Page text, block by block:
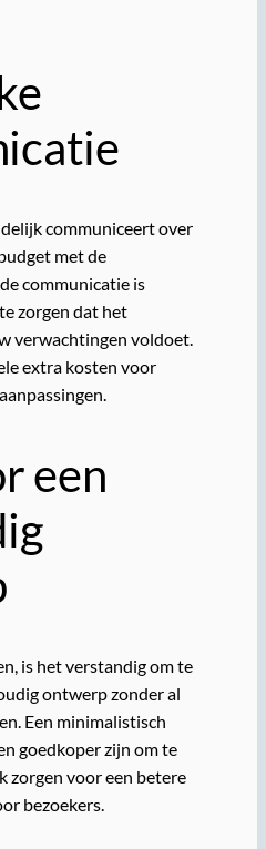
communiceert over
met de
communicatie is
zorgen dat het
verwachtingen voldoet.
extra kosten voor
een
is het verstandig om te
ontwerp zonder al
Een minimalistisch
goedkoper zijn om te
zorgen voor een betere
bezoekers.